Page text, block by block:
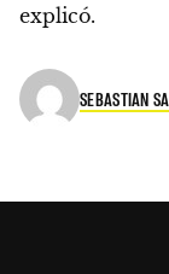
explicó.
SEBASTIAN